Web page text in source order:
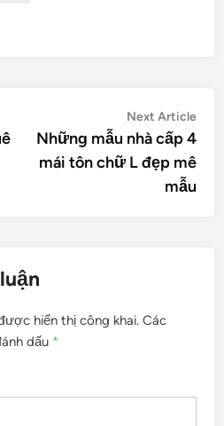
Next Article
Những mẫu nhà cấp 4
mái tôn chữ L đẹp mê
mẫu
hiển thị công khai. Các
dấu *